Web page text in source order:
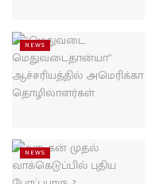
NEWS
NEWS